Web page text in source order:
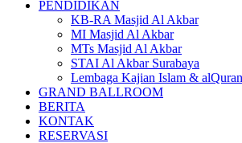
PENDIDIKAN
KB-RA Masjid Al Akbar
MI Masjid Al Akbar
MTs Masjid Al Akbar
STAI Al Akbar Surabaya
Lembaga Kajian Islam &
GRAND BALLROOM
BERITA
KONTAK
RESERVASI